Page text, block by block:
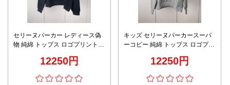
セリーヌパーカー レディース偽
物 純綿 トップス ロゴプリント
12250円
キッズ セリーヌパーカースーパ
ーコピー 純綿 トップス ロゴプリ
12250円